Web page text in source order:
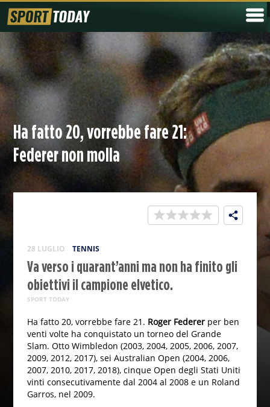
Ha fatto 20, vorrebbe fare 21:
Federer non molla
28 LUGLIO TENNIS
Va verso i quarant’anni ma non ha finito gli
obiettivi il campione elvetico.
SPORT TODAY
Ha fatto 20, vorrebbe fare 21. Roger Federerper ben
venti volte ha conquistato un torneo del Grande
Slam. Otto Wimbledon (2003, 2004, 2005, 2006, 2007,
2009, 2012, 2017), sei Australian Open (2004, 2006,
2007, 2010, 2017, 2018), cinque Open degli Stati Uniti
vinti consecutivamente dal 2004 al 2008 e un Roland
Garros, nel 2009.